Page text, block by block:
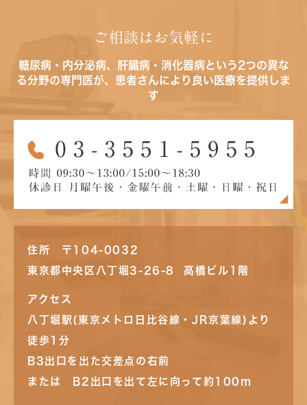
ご相談はお気軽に
糖尿病・内分泌病、肝臓病・消化器病という2つの異な
る分野の専門医が、患者さんにより良い医療を提供しま
す
住所 〒104-0032
東京都中央区八丁堀3-26-8 高橋ビル1階
アクセス
八丁堀駅(東京メトロ日比谷線・JR京葉線)より
徒歩1分
B3出口を出た交差点の右前
または B2出口を出て左に向って約100m